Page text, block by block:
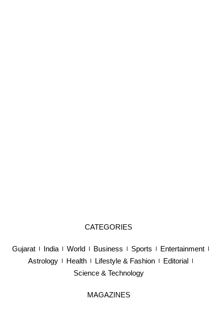
CATEGORIES
Gujarat India World Business Sports
Entertainment
Astrology
Health Lifestyle & Fashion
Editorial
Science & Technology
MAGAZINES